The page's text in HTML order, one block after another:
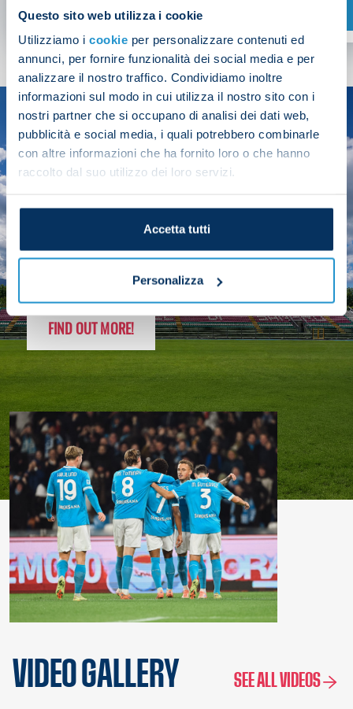
Questo sito web utilizza i cookie
Utilizziamo i cookie per personalizzare contenuti ed
annunci, per fornire funzionalità dei social media e per
analizzare il nostro traffico. Condividiamo inoltre
informazioni sul modo in cui utilizza il nostro sito con i
nostri partner che si occupano di analisi dei dati web,
pubblicità e social media, i quali potrebbero combinarle
con altre informazioni che ha fornito loro o che hanno
raccolto dal suo utilizzo dei loro servizi.
Accetta tutti
Personalizza
SHOP NOW
SEASON
2025/26
FOLLOW THE CHAMPS' JOURNEY
FIND OUT MORE!
VIDEO GALLERY SEE ALL VIDEOS